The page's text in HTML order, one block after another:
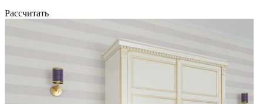
Рассчитать